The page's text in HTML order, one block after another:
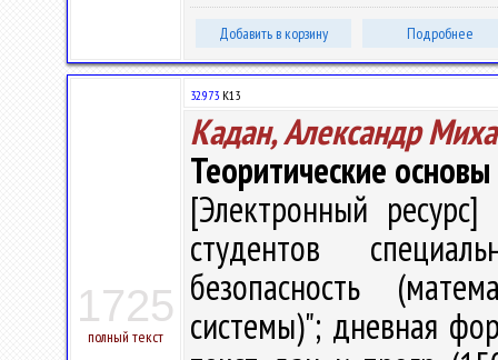
Добавить в корзину Подробнее
1725
полный текст
32.973 К13
Кадан, Александр
Теоритические
[Электронный
студентов
безопасность
системы)"; дневная